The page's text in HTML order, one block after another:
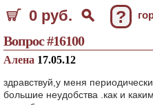
0 руб. ?
Вопрос #16100
Алена 17.05.12
здравствуй,у меня периодически
большие неудобства .как и